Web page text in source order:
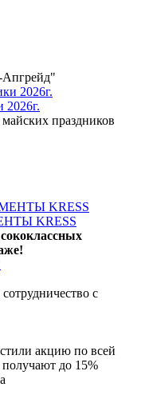
2026г.
праздников
KRESS
с
акцию по всей
получают до 15%